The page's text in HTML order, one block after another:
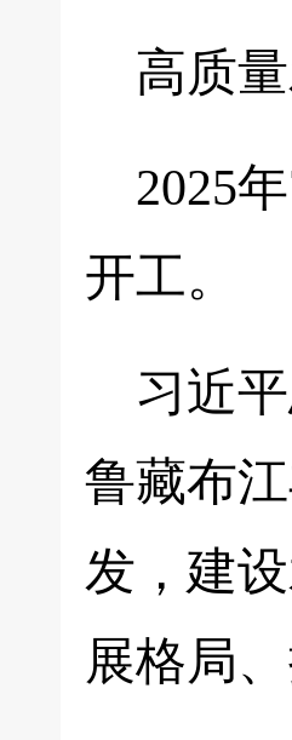
高质
2025
开工。
习近
鲁藏布
发，建
展格局